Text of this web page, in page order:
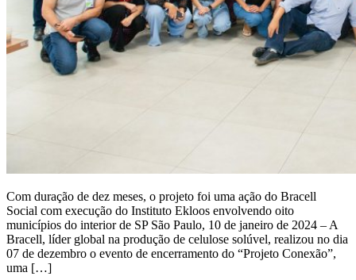
Com duração de dez meses, o projeto foi uma ação do Bracell
Social com execução do Instituto Ekloos envolvendo oito
municípios do interior de SP São Paulo, 10 de janeiro de 2024 – A
Bracell, líder global na produção de celulose solúvel, realizou no dia
07 de dezembro o evento de encerramento do “Projeto Conexão”,
uma […]